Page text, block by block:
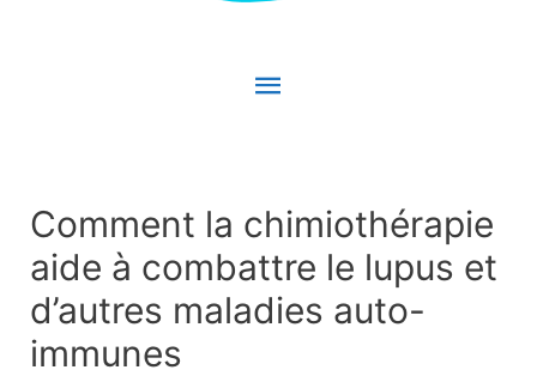
Menu
Comment la chimiothérapie
aide à combattre le lupus et
d’autres maladies auto-
immunes